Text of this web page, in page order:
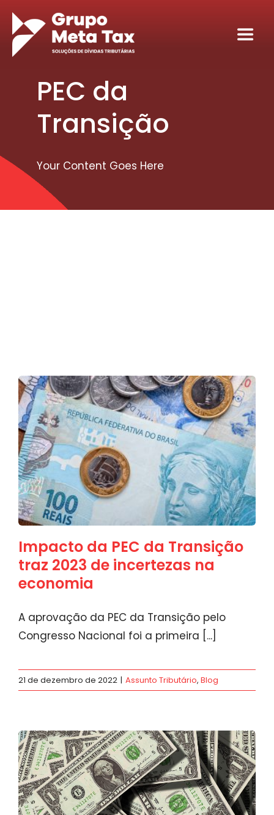
para
Sobre
Seja nosso sócio tributário
Conteúdos
PEC da
Transição
Your Content Goes Here
Impacto da PEC da Transição
traz 2023 de incertezas na
economia
A aprovação da PEC da Transição pelo
Congresso Nacional foi a primeira [...]
21 de dezembro de 2022 | Assunto Tributário, Blog